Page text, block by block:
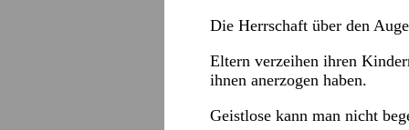
Die Herrschaft über den
Eltern verzeihen ihren
ihnen anerzogen haben.
Geistlose kann man nicht